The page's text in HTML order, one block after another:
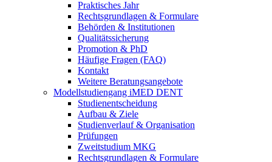
Praktisches Jahr
Rechtsgrundlagen & Formulare
Behörden & Institutionen
Qualitätssicherung
Promotion & PhD
Häufige Fragen (FAQ)
Kontakt
Weitere Beratungsangebote
Modellstudiengang iMED DENT
Studienentscheidung
Aufbau & Ziele
Studienverlauf & Organisation
Prüfungen
Zweitstudium MKG
Rechtsgrundlagen & Formulare